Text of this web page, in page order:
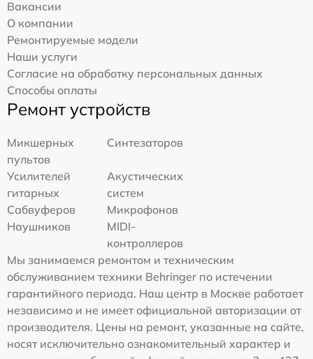
Вакансии
О компании
Ремонтируемые модели
Наши услуги
Согласие на обработку персональных данных
Способы оплаты
Ремонт устройств
Микшерных
пультов
Синтезаторов
Усилителей
гитарных
Акустических
систем
Сабвуферов
Микрофонов
Наушников
MIDI-
контроллеров
Мы занимаемся ремонтом и техническим
обслуживанием техники Behringer по истечении
гарантийного периода. Наш центр в Москве работает
независимо и не имеет официальной авторизации от
производителя. Цены на ремонт, указанные на сайте,
носят исключительно ознакомительный характер и